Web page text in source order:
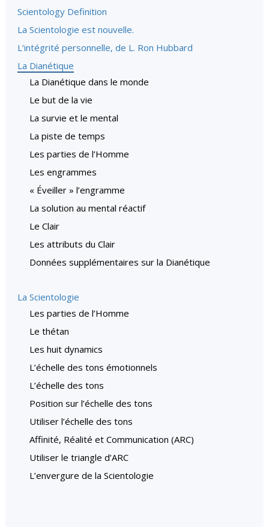
Scientology Definition
La Scientologie est nouvelle.
L’intégrité personnelle, de L. Ron Hubbard
La Dianétique
La Dianétique dans le monde
Le but de la vie
La survie et le mental
La piste de temps
Les parties de l’Homme
Les engrammes
« Éveiller » l’engramme
La solution au mental réactif
Le Clair
Les attributs du Clair
Données supplémentaires sur la Dianétique
La Scientologie
Les parties de l’Homme
Le thétan
Les huit dynamics
L’échelle des tons émotionnels
L’échelle des tons
Position sur l’échelle des tons
Utiliser l’échelle des tons
Affinité, Réalité et Communication (ARC)
Utiliser le triangle d’ARC
L’envergure de la Scientologie